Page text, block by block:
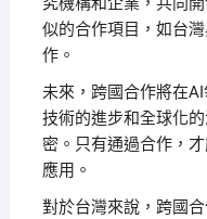
似的合作項目，如台
作。
未來，跨國合作將在
技術的進步和全球化
密。只有通過合作，
應用。
對於台灣來說，跨國